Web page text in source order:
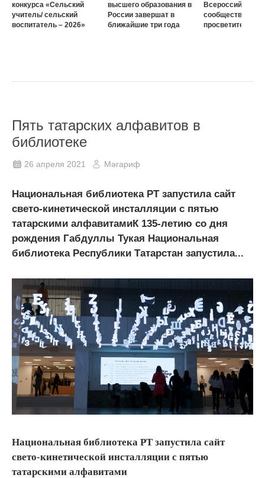
конкурса «Сельский
учитель/ сельский
воспитатель – 2026»
высшего образования в
России завершат в
ближайшие три года
Всероссийского
сообщества
просветителей
Пять татарских алфавитов в
библиотеке
26 апреля 2021 Мәгариф
Национальная библиотека РТ запустила сайт
свето-кинетической инсталляции с пятью
татарскими алфавитамиК 135-летию со дня
рождения Габдуллы Тукая Национальная
библиотека Республики Татарстан запустила...
Национальная библиотека РТ запустила сайт
свето-кинетической инсталляции с пятью
татарскими алфавитами